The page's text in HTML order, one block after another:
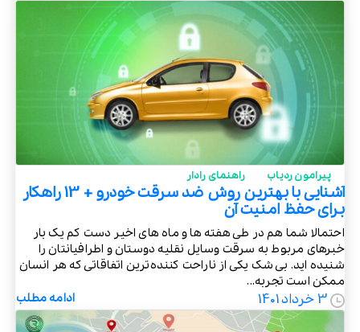
پیرامون ردیاب راهنمای رادار
آشنایی با بهترین روش ضد سرقت خودرو + 13 راهکار
برای حفظ امنیت آن
احتمالا شما هم در طی هفته ها و ماه های اخیر دست کم یک بار
خبرهای مربوط به سرقت وسایل نقلیه دوستان و اطرافیانتان را
شنیده اید. بی شک یکی از ناراحت کننده‌ترین اتفاقاتی که هر انسان
ممکن است تجربه...
3 خرداد 1401 ادامه مطلب